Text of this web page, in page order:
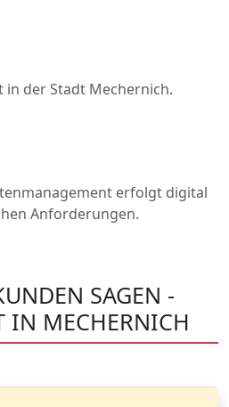
erfolgt digital
Anforderungen.
der Stadt Mechernich.
SAGEN -
IN MECHERNICH